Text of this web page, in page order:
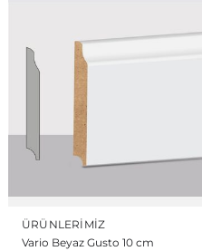
ÜRÜNLERIMIZ
Vario Beyaz Gusto 10 cm